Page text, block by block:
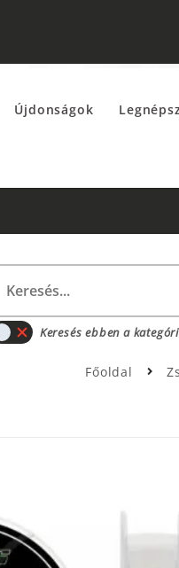
Újdonságok
Keresés ebben a
Főoldal